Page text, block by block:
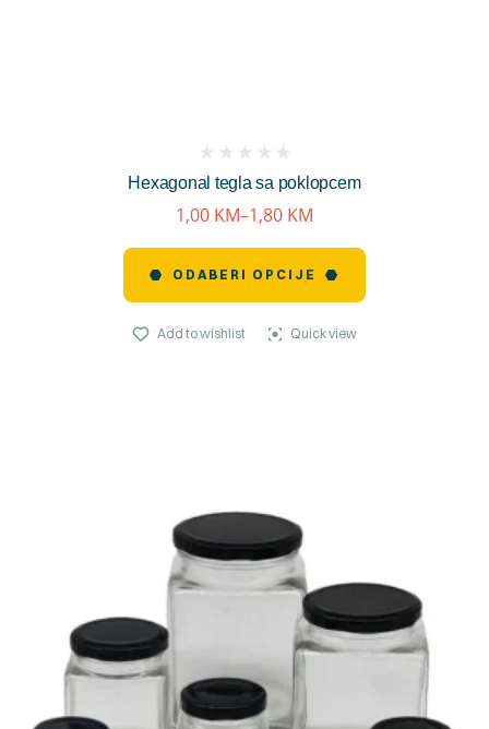
Hexagonal tegla sa poklopcem
reviews)
1,00 KM–1,80 KM
ODABERI OPCIJE
Add to wishlist Quick view